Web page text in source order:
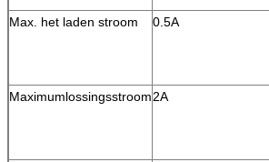
Max. het laden stroom 0.5A
Maximumlossingsstroom2A